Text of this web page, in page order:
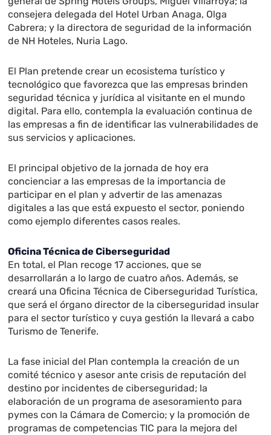
consejera delegada del Hotel Urban Anaga, Olga
Cabrera; y la directora de seguridad de la información
de NH Hoteles, Nuria Lago.
El Plan pretende crear un ecosistema turístico y
tecnológico que favorezca que las empresas brinden
seguridad técnica y jurídica al visitante en el mundo
digital. Para ello, contempla la evaluación continua de
las empresas a fin de identificar las vulnerabilidades de
sus servicios y aplicaciones.
El principal objetivo de la jornada de hoy era
concienciar a las empresas de la importancia de
participar en el plan y advertir de las amenazas
digitales a las que está expuesto el sector, poniendo
como ejemplo diferentes casos reales.
Oficina Técnica de Ciberseguridad
En total, el Plan recoge 17 acciones, que se
desarrollarán a lo largo de cuatro años. Además, se
creará una Oficina Técnica de Ciberseguridad Turística,
que será el órgano director de la ciberseguridad insular
para el sector turístico y cuya gestión la llevará a cabo
Turismo de Tenerife.
La fase inicial del Plan contempla la creación de un
comité técnico y asesor ante crisis de reputación del
destino por incidentes de ciberseguridad; la
elaboración de un programa de asesoramiento para
pymes con la Cámara de Comercio; y la promoción de
programas de competencias TIC para la mejora del